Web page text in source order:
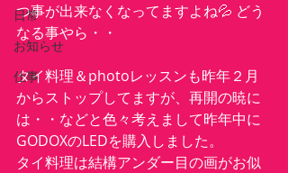
日常
お知らせ
仕事
つ事が出来なくなってますよね💦 どう
なる事やら・・
タイ料理＆photoレッスンも昨年２月
からストップしてますが、再開の暁に
は・・などと色々考えまして昨年中に
GODOXのLEDを購入しました。
タイ料理は結構アンダー目の画がお似